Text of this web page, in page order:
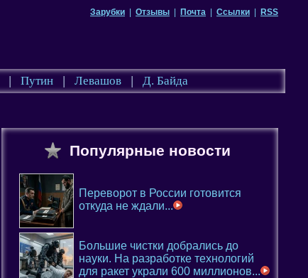
Зарубки Отзывы Почта Ссылки RSS
| Путин | Левашов | Д. Байда
Популярные новости
Переворот в России готовится
откуда не ждали...
Большие чистки добрались до
науки. На разработке технологий
для ракет украли 600 миллионов...